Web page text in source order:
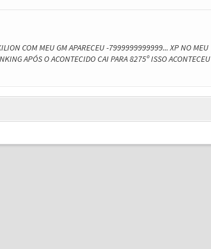
COM MEU GM APARECEU -7999999999999... XP NO MEU
APÓS O ACONTECIDO CAI PARA 8275º ISSO ACONTECEU